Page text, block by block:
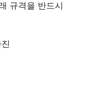
규격을 반드시